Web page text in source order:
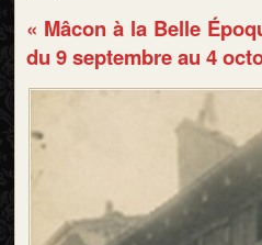
« Mâcon à la Belle
du 9 septembre au 4